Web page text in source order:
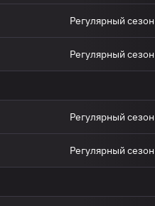
Регулярный сезон
Регулярный сезон
Регулярный сезон
Регулярный сезон